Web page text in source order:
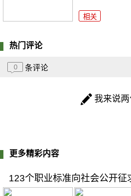
相关
热门评论
0 条评论
我来说两
更多精彩内容
123个职业标准向社会公开征